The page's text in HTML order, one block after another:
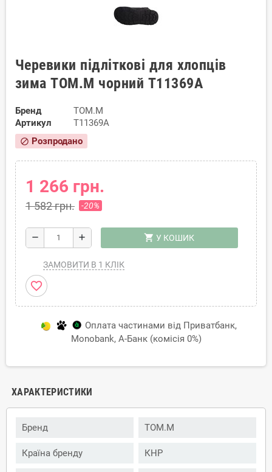
Черевики підліткові для хлопців
зима TOM.M чорний T11369A
Бренд
TOM.M
Артикул
T11369A
block Розпродано
1 266 грн.
1 582 грн. -20%
remove add shopping_cart У КОШИК
ЗАМОВИТИ В 1 КЛІК
favorite_border
Оплата частинами від Приватбанк,
Monobank, А-Банк (комісія 0%)
ХАРАКТЕРИСТИКИ
Бренд TOM.M
Країна бренду КНР